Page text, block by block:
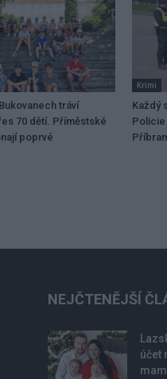
tráví
70 dětí. Příměstské
poprvé
Krimi
Každý
Policie
NEJČTENĚJŠÍ
účet